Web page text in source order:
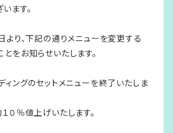
ます。
より、下記の通りメニューを変更する
をお知らせいたします。
ィングのセットメニューを終了いたしま
０％値上げいたします。